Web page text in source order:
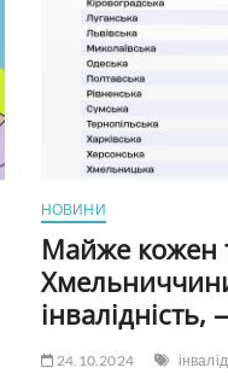
НОВИНИ
Майже кожен
24.10.2024